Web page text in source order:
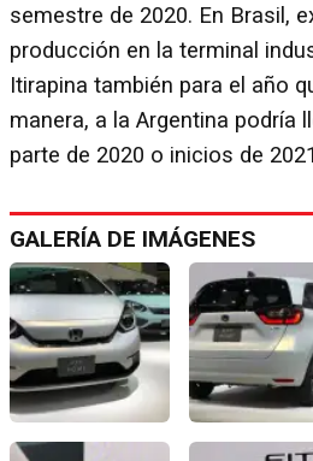
semestre de 2020. En Brasil,
producción en la terminal
Itirapina también para el año
manera, a la Argentina podría
parte de 2020 o inicios de
GALERÍA DE IMÁGENES